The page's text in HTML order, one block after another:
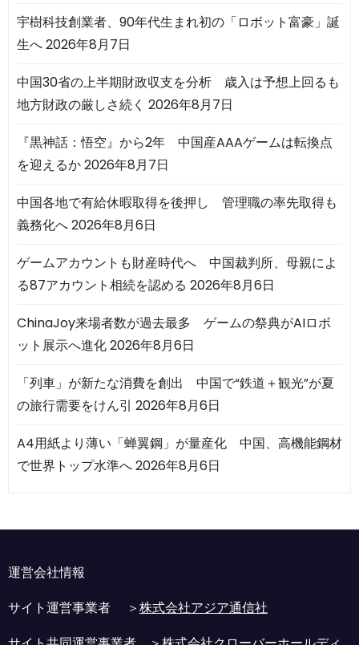
宇樹科技創業者、90年代生まれ初の「ロボット富豪」誕
生へ2026年8月7日
中国30省の上半期財政収支を分析 歳入は予想上回るも
地方財政の厳しさ続く 2026年8月7日
『黒神話：悟空』から2年 中国産AAAゲームは転換点
を迎えるか2026年8月7日
中国各地で有給休暇取得を後押し 管理職の率先取得も
義務化へ2026年8月6日
ゲームアカウントも財産時代へ 中国裁判所、母親によ
る87アカウント相続を認める 2026年8月6日
ChinaJoy来場者数が過去最多 ゲームの祭典がAIロボ
ット展示へ進化2026年8月6日
「列車」が新たな消費を創出 中国で“鉄道＋観光”が夏
の旅行需要をけん引 2026年8月6日
A4用紙より薄い「蝉翼鋼」が量産化 中国、高機能鋼材
で世界トップ水準へ2026年8月6日
運営会社情報
サイト運営事業者 ＞株式会社アジア通信社